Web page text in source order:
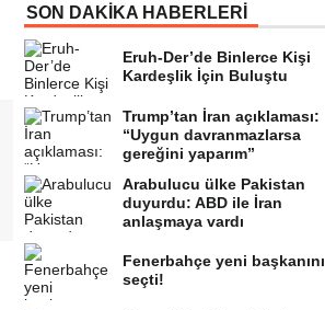
SON DAKİKA HABERLERİ
Eruh-Der’de Binlerce Kişi
Kardeşlik İçin Buluştu
Trump’tan İran açıklaması:
“Uygun davranmazlarsa
gereğini yaparım”
Arabulucu ülke Pakistan
duyurdu: ABD ile İran
anlaşmaya vardı
Fenerbahçe yeni başkanını
seçti!